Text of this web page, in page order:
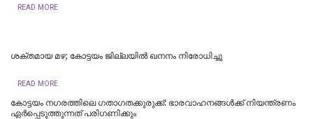
READ MORE
ശക്തമായ മഴ; കോട്ടയം ജില്ലയില്‍ ഖനനം നിരോധിച്ചു
READ MORE
കോട്ടയം നഗരത്തിലെ ഗതാഗതക്കുരുക്ക്: ഭാരവാഹനങ്ങൾക്ക് നിയന്ത്രണം
ഏർപ്പെടുത്തുന്നത് പരിഗണിക്കും